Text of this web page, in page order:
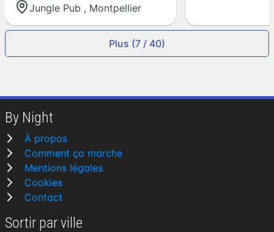
Jungle Pub , Montpellier
Plus (7 / 40)
By Night
À propos
Comment ça marche
Mentions légales
Cookies
Contact
Sortir par ville